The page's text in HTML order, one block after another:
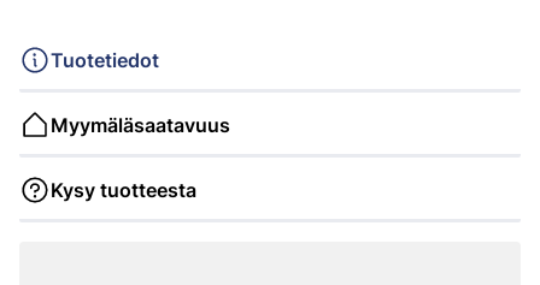
Tuotetiedot
Myymäläsaatavuus
Kysy tuotteesta